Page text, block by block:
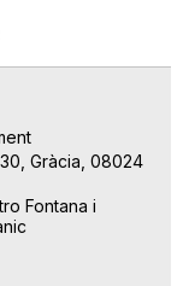
Gràcia, 08024
Fontana i